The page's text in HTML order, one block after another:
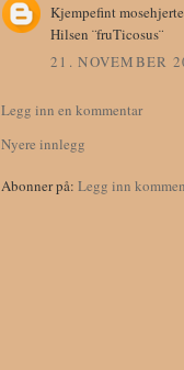
Kjempefint
Hilsen ¨fruTicosus¨
21. NOVEMBER
Legg inn en kommentar
Nyere innlegg
Abonner på: Legg inn